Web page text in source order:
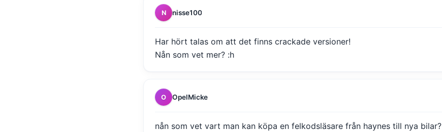
N nisse100
Har hört talas om att det finns crackade versioner!
Nån som vet mer? :h
O OpelMicke
nån som vet vart man kan köpa en felkodsläsare från haynes till nya bilar?